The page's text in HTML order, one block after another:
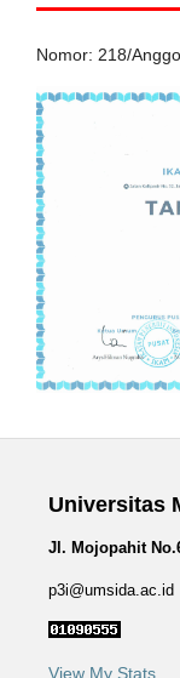
Nomor: 218/
Universitas
Jl. Mojopahit
p3i@umsida.ac.id
View My Stats